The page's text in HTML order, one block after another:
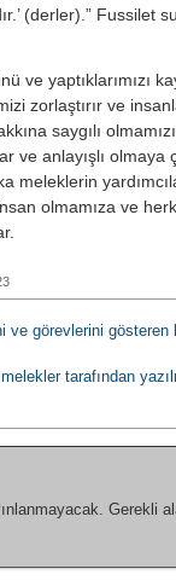
(derler).” Fussilet
ve yaptıklarımızı
zorlaştırır ve
saygılı
anlayışlı olmaya
meleklerin
olmamıza ve
ve görevlerini gösteren
melekler tarafından
Gerekli